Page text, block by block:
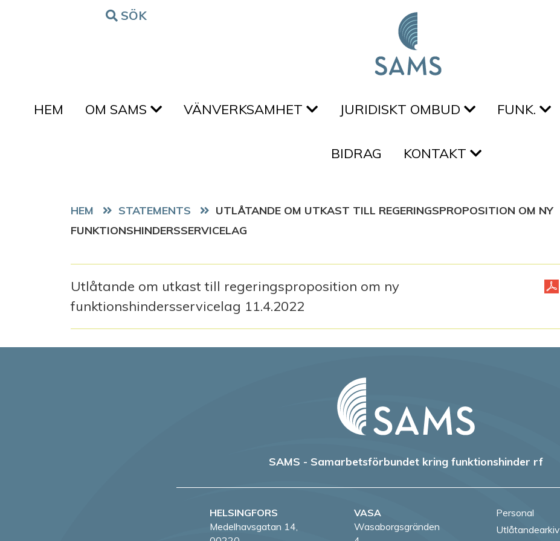
Hoppa till innehålletSÖK
HEM OM SAMS VÄNVERKSAMHET JURIDISKT OMBUD FUNK.
BIDRAG KONTAKT
HEM STATEMENTS
UTLÅTANDE OM UTKAST TILL REGERINGSPROPOSITION OM NY
FUNKTIONSHINDERSSERVICELAG
Utlåtande om utkast till regeringsproposition om ny
funktionshindersservicelag 11.4.2022
SAMS - Samarbetsförbundet kring funktionshinder rf
HELSINGFORS
Medelhavsgatan 14,
VASA
Wasaborgsgränden
Personal
Utlåtandearkiv